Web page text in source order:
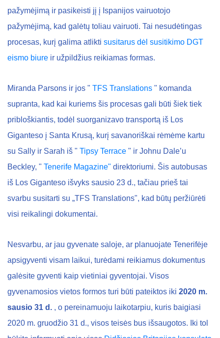
pažymėjimą ir pasikeisti jį į Ispanijos vairuotojo
pažymėjimą, kad galėtų toliau vairuoti. Tai nesudėtingas
procesas, kurį galima atlikti susitarus dėl susitikimo DGT
eismo biure ir užpildžius reikiamas formas.
Miranda Parsons ir jos " TFS Translations " komanda
supranta, kad kai kuriems šis procesas gali būti šiek tiek
pribloškiantis, todėl suorganizavo transportą iš Los
Giganteso į Santa Krusą, kurį savanoriškai rėmėme kartu
su Sally ir Sarah iš " Tipsy Terrace " ir Johnu Dale’u
Beckley, " Tenerife Magazine" direktoriumi. Šis autobusas
iš Los Giganteso išvyks sausio 23 d., tačiau prieš tai
svarbu susitarti su „TFS Translations", kad būtų peržiūrėti
visi reikalingi dokumentai.
Nesvarbu, ar jau gyvenate saloje, ar planuojate Tenerifėje
apsigyventi visam laikui, turėdami reikiamus dokumentus
galėsite gyventi kaip vietiniai gyventojai. Visos
gyvenamosios vietos formos turi būti pateiktos iki 2020 m.
sausio 31 d. , o pereinamuoju laikotarpiu, kuris baigiasi
2020 m. gruodžio 31 d., visos teisės bus išsaugotos. Iki tol